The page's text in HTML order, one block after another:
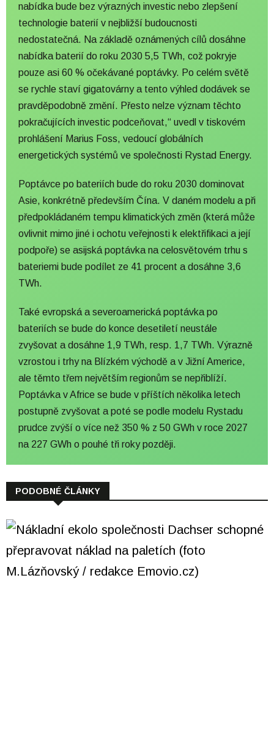
nabídka bude bez výrazných investic nebo zlepšení
technologie baterií v nejbližší budoucnosti
nedostatečná. Na základě oznámených cílů dosáhne
nabídka baterií do roku 2030 5,5 TWh, což pokryje
pouze asi 60 % očekávané poptávky. Po celém světě
se rychle staví gigatovárny a tento výhled dodávek se
pravděpodobně změní. Přesto nelze význam těchto
pokračujících investic podceňovat,“ uvedl v tiskovém
prohlášení Marius Foss, vedoucí globálních
energetických systémů ve společnosti Rystad Energy.
Poptávce po bateriích bude do roku 2030 dominovat
Asie, konkrétně především Čína. V daném modelu a při
předpokládaném tempu klimatických změn (která může
ovlivnit mimo jiné i ochotu veřejnosti k elektřifikaci a její
podpoře) se asijská poptávka na celosvětovém trhu s
bateriemi bude podílet ze 41 procent a dosáhne 3,6
TWh.
Také evropská a severoamerická poptávka po
bateriích se bude do konce desetiletí neustále
zvyšovat a dosáhne 1,9 TWh, resp. 1,7 TWh. Výrazně
vzrostou i trhy na Blízkém východě a v Jižní Americe,
ale těmto třem největším regionům se nepřiblíží.
Poptávka v Africe se bude v příštích několika letech
postupně zvyšovat a poté se podle modelu Rystadu
prudce zvýší o více než 350 % z 50 GWh v roce 2027
na 227 GWh o pouhé tři roky později.
PODOBNÉ ČLÁNKY